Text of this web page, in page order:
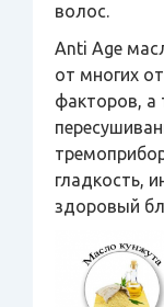
волос.
Anti Age
от многих
факторов, а
гладкость,
здоровый